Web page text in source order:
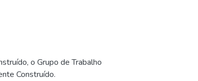
o Grupo de Trabalho
Construído.